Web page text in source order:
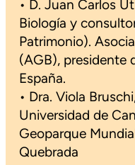
• D. Juan Carlos
Biología y
Patrimonio).
(AGB), presidente
España.
• Dra. Viola
Universidad de
Geoparque
Quebrada